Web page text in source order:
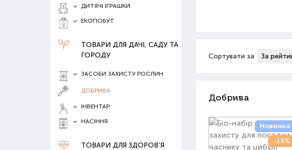
ДИТЯЧІ ІГРАШКИ
ЕКОПОБУТ
ТОВАРИ ДЛЯ ДАЧІ, САДУ ТА
ГОРОДУ
ЗАСОБИ ЗАХИСТУ РОСЛИН
ДОБРИВА
ІНВЕНТАР
НАСІННЯ
ТОВАРИ ДЛЯ ЗДОРОВ‘Я
Сортувати за
Добрива
Новинка
-13%